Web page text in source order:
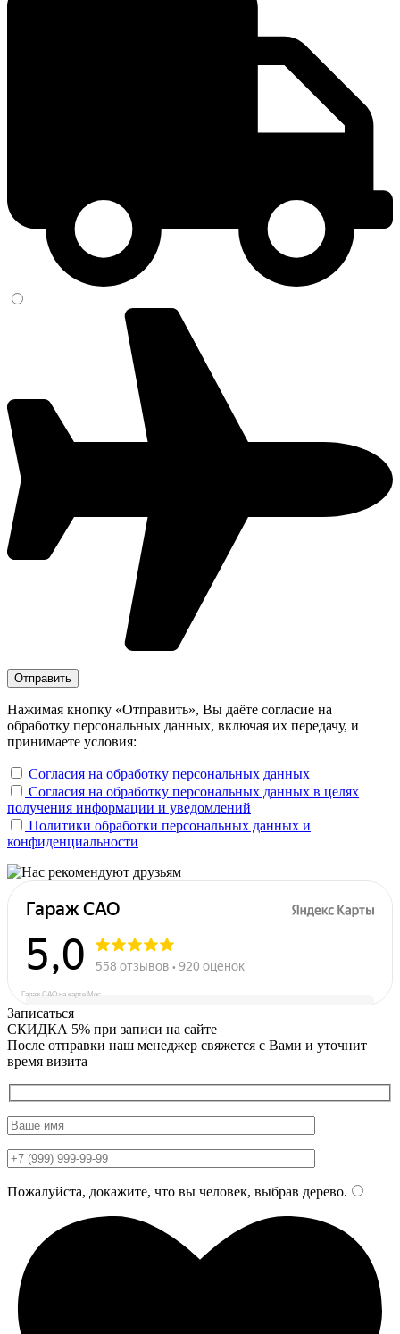
Нажимая кнопку «Отправить», Вы даёте согласие на
обработку персональных данных, включая их передачу, и
принимаете условия:
Согласия на обработку персональных данных
Согласия на обработку персональных данных в целях
получения информации и уведомлений
Политики обработки персональных данных и
конфиденциальности
Гараж САО на карте Москвы — Яндекс Карты
Записаться
СКИДКА 5% при записи на сайте
После отправки наш менеджер свяжется с Вами и уточнит
время визита
Пожалуйста, докажите, что вы человек, выбрав дерево.